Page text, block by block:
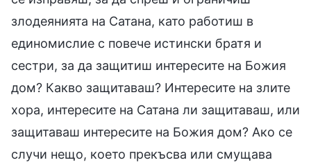
злодеянията на Сатана, като работиш в
единомислие с повече истински братя и
сестри, за да защитиш интересите на Божия
дом? Какво защитаваш? Интересите на злите
хора, интересите на Сатана ли защитаваш, или
защитаваш интересите на Божия дом? Ако се
случи нещо, което прекъсва или смущава